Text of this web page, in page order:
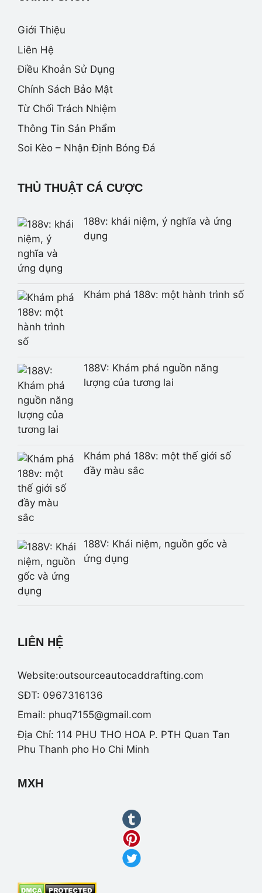
Giới Thiệu
Liên Hệ
Điều Khoản Sử Dụng
Chính Sách Bảo Mật
Từ Chối Trách Nhiệm
Thông Tin Sản Phẩm
Soi Kèo – Nhận Định Bóng Đá
THỦ THUẬT CÁ CƯỢC
188v: khái niệm, ý nghĩa và ứng
dụng
Khám phá 188v: một hành trình số
188V: Khám phá nguồn năng
lượng của tương lai
Khám phá 188v: một thế giới số
đầy màu sắc
188V: Khái niệm, nguồn gốc và
ứng dụng
LIÊN HỆ
Website:outsourceautocaddrafting.com
SĐT: 0967316136
Email: phuq7155@gmail.com
Địa Chỉ: 114 PHU THO HOA P. PTH Quan Tan
Phu Thanh pho Ho Chi Minh
MXH